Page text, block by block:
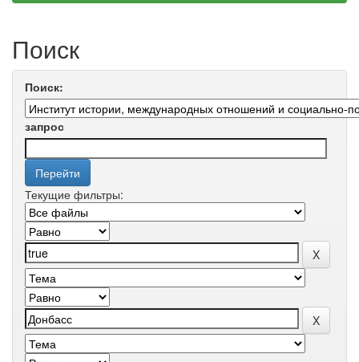
Поиск
Поиск:
запрос
Текущие фильтры: